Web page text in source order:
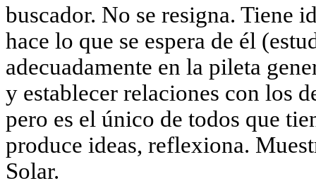
buscador. No se resigna. Tiene
hace lo que se espera de él
adecuadamente en la pileta
y establecer relaciones con los
pero es el único de todos que
produce ideas, reflexiona.
Solar.